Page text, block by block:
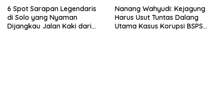
6 Spot Sarapan Legendaris
di Solo yang Nyaman
Dijangkau Jalan Kaki dari
Nanang Wahyudi: Kejagung
Harus Usut Tuntas Dalang
Utama Kasus Korupsi BSPS